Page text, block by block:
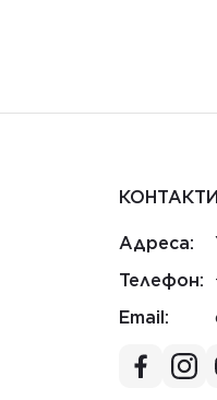
КОНТАКТИ
Адреса:
Телефон:
Email: